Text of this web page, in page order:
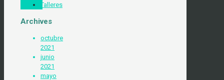
Talleres
Archives
octubre
2021
junio
2021
mayo